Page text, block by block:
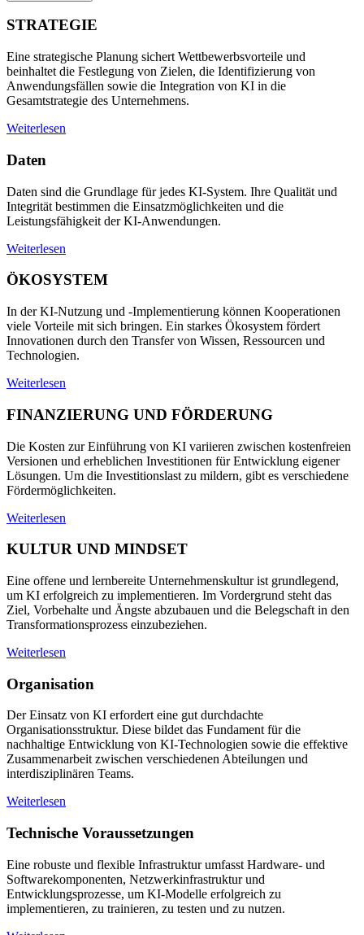
STRATEGIE
Eine strategische Planung sichert Wettbewerbsvorteile und
beinhaltet die Festlegung von Zielen, die Identifizierung von
Anwendungsfällen sowie die Integration von KI in die
Gesamtstrategie des Unternehmens.
Weiterlesen
Daten
Daten sind die Grundlage für jedes KI-System. Ihre Qualität und
Integrität bestimmen die Einsatzmöglichkeiten und die
Leistungsfähigkeit der KI-Anwendungen.
Weiterlesen
ÖKOSYSTEM
In der KI-Nutzung und -Implementierung können Kooperationen
viele Vorteile mit sich bringen. Ein starkes Ökosystem fördert
Innovationen durch den Transfer von Wissen, Ressourcen und
Technologien.
Weiterlesen
FINANZIERUNG UND FÖRDERUNG
Die Kosten zur Einführung von KI variieren zwischen kostenfreien
Versionen und erheblichen Investitionen für Entwicklung eigener
Lösungen. Um die Investitionslast zu mildern, gibt es verschiedene
Fördermöglichkeiten.
Weiterlesen
KULTUR UND MINDSET
Eine offene und lernbereite Unternehmenskultur ist grundlegend,
um KI erfolgreich zu implementieren. Im Vordergrund steht das
Ziel, Vorbehalte und Ängste abzubauen und die Belegschaft in den
Transformationsprozess einzubeziehen.
Weiterlesen
Organisation
Der Einsatz von KI erfordert eine gut durchdachte
Organisationsstruktur. Diese bildet das Fundament für die
nachhaltige Entwicklung von KI-Technologien sowie die effektive
Zusammenarbeit zwischen verschiedenen Abteilungen und
interdisziplinären Teams.
Weiterlesen
Technische Voraussetzungen
Eine robuste und flexible Infrastruktur umfasst Hardware- und
Softwarekomponenten, Netzwerkinfrastruktur und
Entwicklungsprozesse, um KI-Modelle erfolgreich zu
implementieren, zu trainieren, zu testen und zu nutzen.